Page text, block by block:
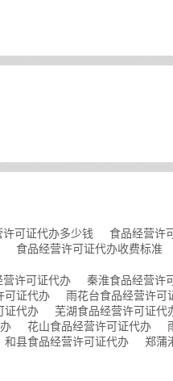
许可证代办多少钱
食品经营许
食品经营许可证代办收费标准
营许可证代办
秦淮食品经营许
可证代办
雨花台食品经营许可
证代办
芜湖食品经营许可证代
花山食品经营许可证代办
和县食品经营许可证代办
郑蒲